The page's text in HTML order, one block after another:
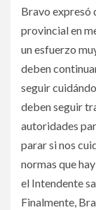
Bravo expresó
provincial en
un esfuerzo
deben
seguir
deben seguir
autoridades
parar si nos
normas que
el Intendente
Finalmente,